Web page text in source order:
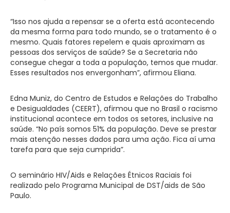
“Isso nos ajuda a repensar se a oferta está acontecendo
da mesma forma para todo mundo, se o tratamento é o
mesmo. Quais fatores repelem e quais aproximam as
pessoas dos serviços de saúde? Se a Secretaria não
consegue chegar a toda a população, temos que mudar.
Esses resultados nos envergonham”, afirmou Eliana.
Edna Muniz, do Centro de Estudos e Relações do Trabalho
e Desigualdades (CEERT), afirmou que no Brasil o racismo
institucional acontece em todos os setores, inclusive na
saúde. “No país somos 51% da população. Deve se prestar
mais atenção nesses dados para uma ação. Fica aí uma
tarefa para que seja cumprida”.
O seminário HIV/Aids e Relações Étnicos Raciais foi
realizado pelo Programa Municipal de DST/aids de São
Paulo.